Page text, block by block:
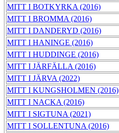
MITT I BOTKYRKA (2016)
MITT I BROMMA (2016)
MITT I DANDERYD (2016)
MITT I HANINGE (2016)
MITT I HUDDINGE (2016)
MITT I JÄRFÄLLA (2016)
MITT I JÄRVA (2022)
MITT I KUNGSHOLMEN (2016)
MITT I NACKA (2016)
MITT I SIGTUNA (2021)
MITT I SOLLENTUNA (2016)